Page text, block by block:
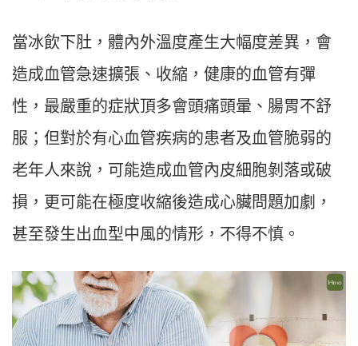
當冰飲下肚，體內外溫度產生大幅度差異，會
造成血管急速擴張、收縮，健康的血管有彈
性，最嚴重的症狀頂多會頭痛頭暈、腸胃不舒
服；但對於有心血管疾病的患者及血管脆弱的
老年人來說，可能造成血管內皮細胞剝落或破
損，更可能在極度收縮後造成心臟問題加劇，
甚至發生出血型中風的情形，不得不慎。